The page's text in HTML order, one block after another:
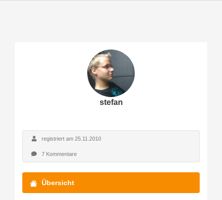
stefan
registriert am 25.11.2010
7 Kommentare
Übersicht